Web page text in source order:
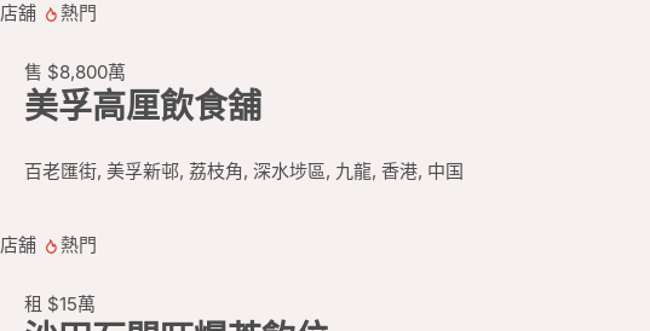
店舖 熱門
售 $8,800萬
美孚高厘飲食舖
百老匯街, 美孚新邨, 荔枝角, 深水埗區, 九龍, 香港, 中国
店舖 熱門
租 $15萬